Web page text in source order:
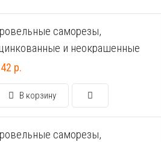
саморезы,
и неокрашенные
р.
В корзину
саморезы,